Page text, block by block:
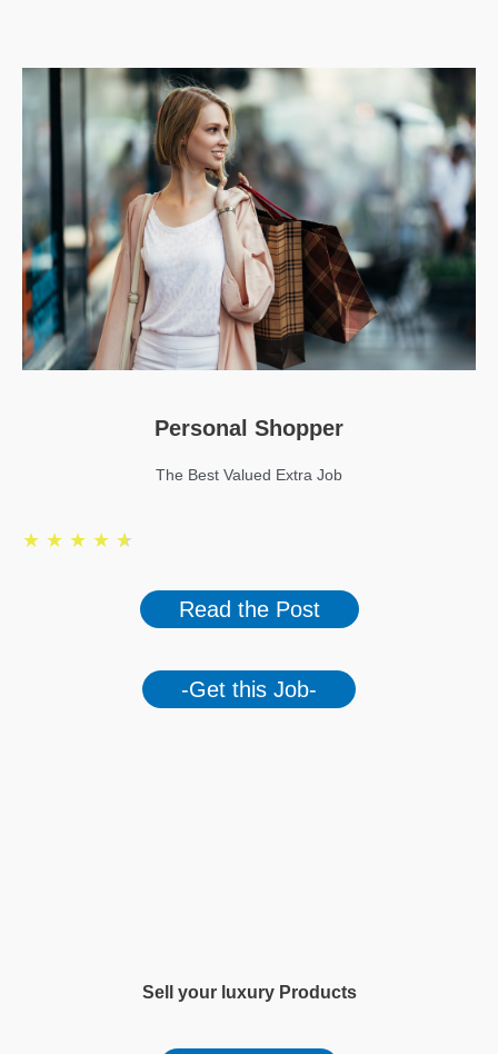
Personal Shopper
The Best Valued Extra Job
★ ★ ★ ★ ★
Read the Post
-Get this Job-
Sell your luxury Products